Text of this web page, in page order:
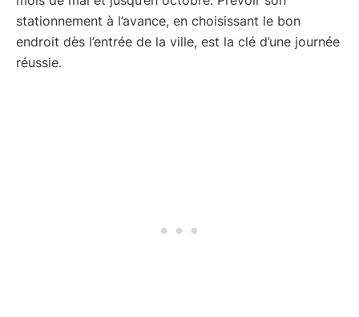
stationnement à l’avance, en choisissant le bon
endroit dès l’entrée de la ville, est la clé d’une journée
réussie.